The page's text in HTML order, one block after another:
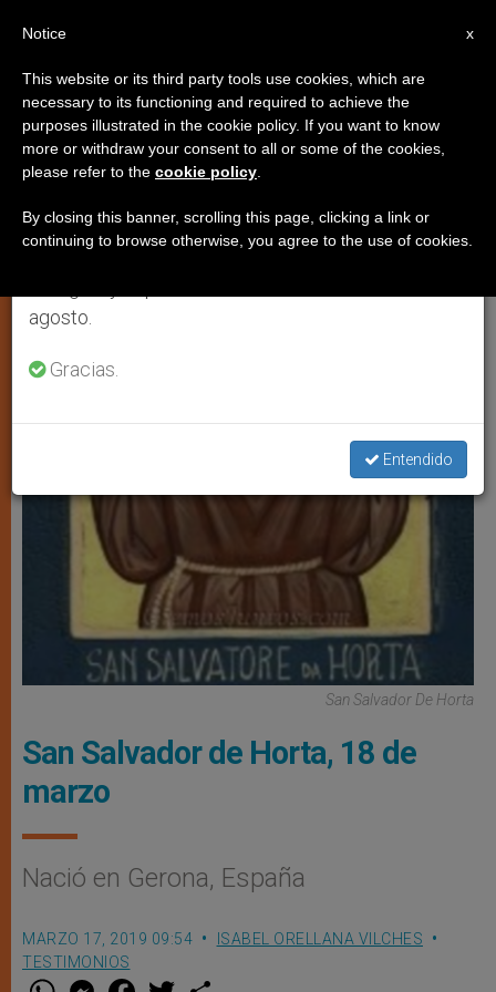
TESTIMONIOS
San Salvador De Horta
San Salvador de Horta, 18 de
marzo
Nació en Gerona, España
MARZO 17, 2019 09:54
ISABEL ORELLANA VILCHES
TESTIMONIOS
W M F
×
Aviso importante
Del 27 de julio al 7 de agosto haremos la pausa
anual, aprovechando que en el periodo de verano
se generan menos informaciones y también el
agosto.
Gracias.
Entendido
x
Notice
This website or its third party tools use cookies, which are
necessary to its functioning and required to achieve the
purposes illustrated in the cookie policy. If you want to know
more or withdraw your consent to all or some of the cookies,
please refer to the cookie policy
By closing this banner, scrolling this page, clicking a link or
continuing to browse otherwise, you agree to the use of cookies.